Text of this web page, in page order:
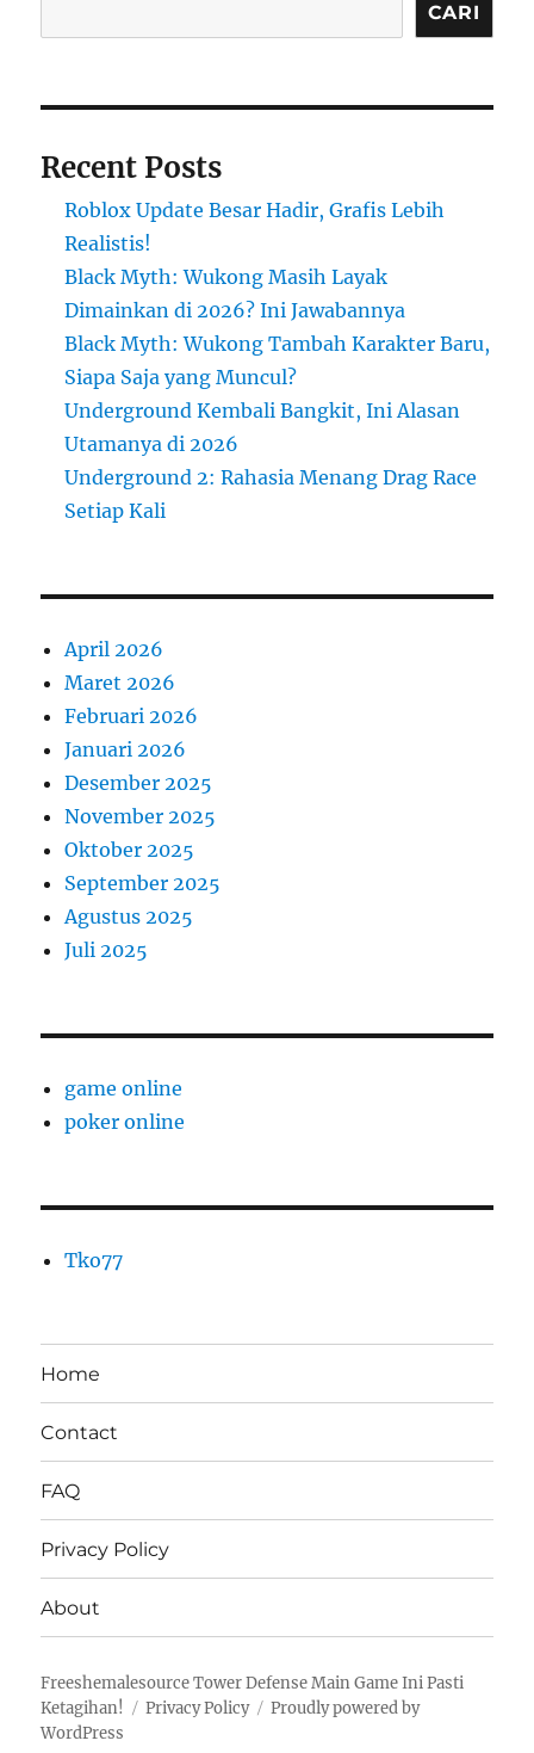
CARI
Recent Posts
Roblox Update Besar Hadir, Grafis Lebih
Realistis!
Black Myth: Wukong Masih Layak
Dimainkan di 2026? Ini Jawabannya
Black Myth: Wukong Tambah Karakter Baru,
Siapa Saja yang Muncul?
Underground Kembali Bangkit, Ini Alasan
Utamanya di 2026
Underground 2: Rahasia Menang Drag Race
Setiap Kali
April 2026
Maret 2026
Februari 2026
Januari 2026
Desember 2025
November 2025
Oktober 2025
September 2025
Agustus 2025
Juli 2025
game online
poker online
Tko77
Home
Contact
FAQ
Privacy Policy
About
Freeshemalesource Tower Defense Main Game Ini Pasti
Ketagihan!
Privacy Policy
Proudly powered by
WordPress